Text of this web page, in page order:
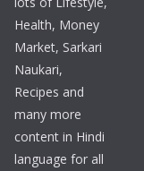
Health, Money
Market, Sarkari
Naukari,
Recipes and
many more
content in Hindi
language for all